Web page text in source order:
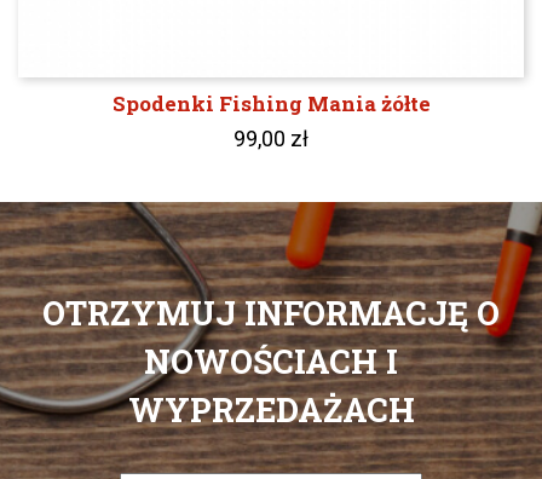
Spodenki Fishing Mania żółte
99,00 zł
OTRZYMUJ INFORMACJĘ O
NOWOŚCIACH I
WYPRZEDAŻACH